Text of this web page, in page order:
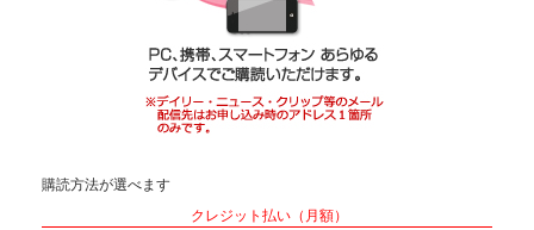
購読方法が選べます
クレジット払い（月額）